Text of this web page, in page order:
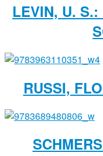
LEVIN, U.
RUSSI,